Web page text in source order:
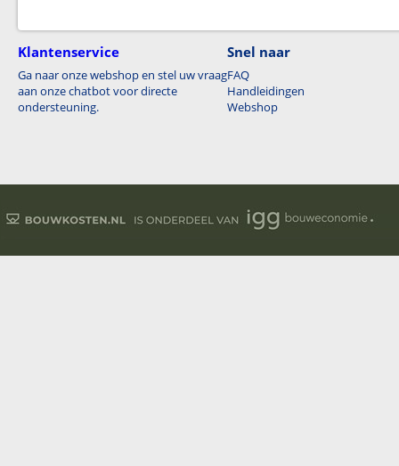
Klantenservice
Ga naar onze webshop en stel uw vraag
aan onze chatbot voor directe
ondersteuning.
Snel naar
FAQ
Handleidingen
Webshop